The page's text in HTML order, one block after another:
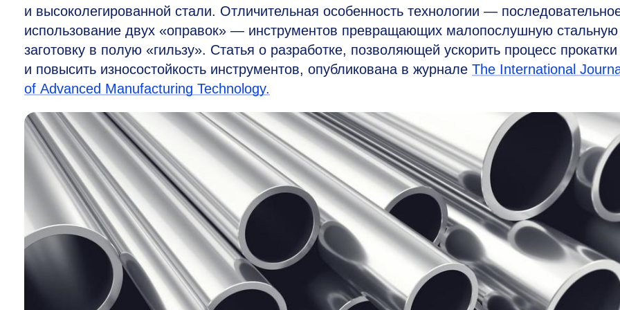
и высоколегированной стали. Отличительная особенность технологии —
использование двух «оправок» — инструментов превращающих малопослушную стальную
заготовку в полую «гильзу». Статья о разработке, позволяющей ускорить процесс прокатки
и повысить износостойкость инструментов, опубликована в журнале The International
of Advanced Manufacturing Technology.